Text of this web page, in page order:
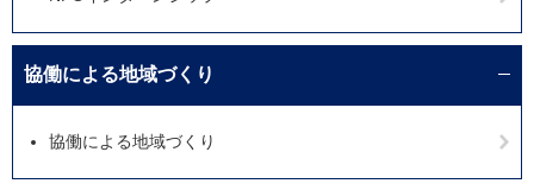
協働による地域づくり
協働による地域づくり